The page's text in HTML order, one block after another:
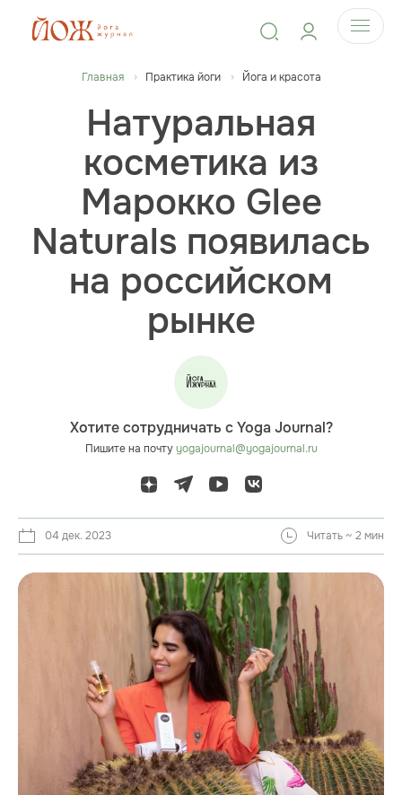
Главная Практика йоги Йога и красота
Натуральная
косметика из
Марокко Glee
Naturals появилась
на российском
рынке
Хотите сотрудничать с Yoga Journal?
Пишите на почтуyogajournal@yogajournal.ru
04 дек. 2023 Читать ~ 2 мин